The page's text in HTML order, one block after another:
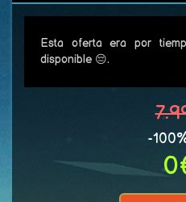
Esta oferta era por
disponible 😔.
-